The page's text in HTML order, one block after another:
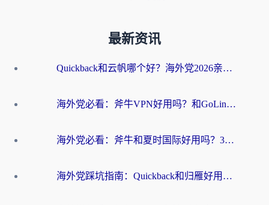
最新资讯
Quickback和云帆哪个好？海外党2026亲测指南：选对加速器大陆工具，无缝刷国内剧玩国服
海外党必看：斧牛VPN好用吗？和GoLinkVPN对比哪个回国效果更好？
海外党必看：斧牛和夏时国际好用吗？3步选对回国加速器，无缝刷国内资源
海外党踩坑指南：Quickback和归雁好用吗？选对加速器才能无缝刷国内资源